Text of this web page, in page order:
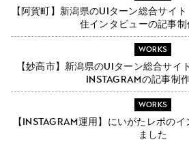
【阿賀町】新潟県のUIターン総合サイ
住インタビューの記事制
WORKS
【妙高市】新潟県のUIターン総合サイ
Instagramの記事制
WORKS
【Instagram運用】にいがたレポのイ
ました